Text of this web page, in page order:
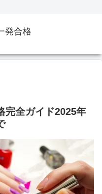
発合格
完全ガイド2025年